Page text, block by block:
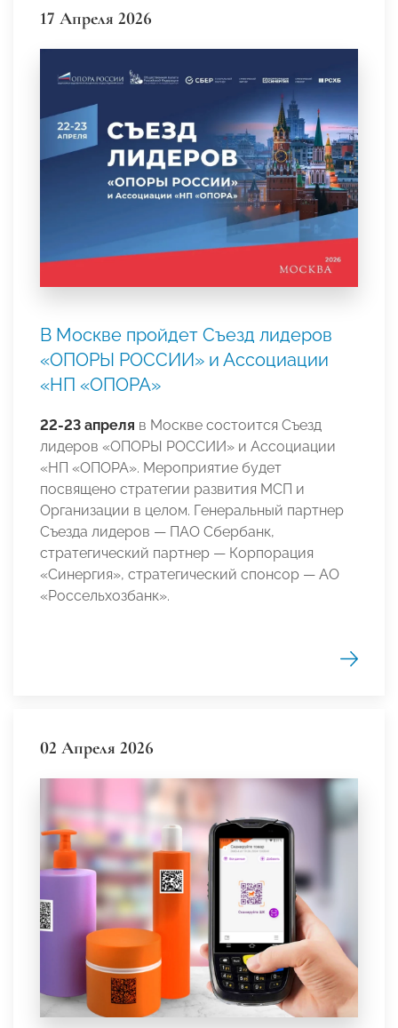
17 Апреля 2026
В Москве пройдет Съезд лидеров
«ОПОРЫ РОССИИ» и Ассоциации
«НП «ОПОРА»
22-23 апреля в Москве состоится Съезд
лидеров «ОПОРЫ РОССИИ» и Ассоциации
«НП «ОПОРА». Мероприятие будет
посвящено стратегии развития МСП и
Организации в целом. Генеральный партнер
Съезда лидеров — ПАО Сбербанк,
стратегический партнер — Корпорация
«Синергия», стратегический спонсор — АО
«Россельхозбанк».
02 Апреля 2026